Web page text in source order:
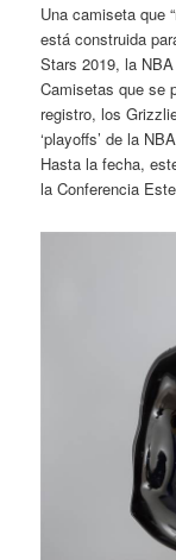
Una camiseta que
está construida
Stars 2019, la
Camisetas que se
registro, los
‘playoffs’ de la
Hasta la fecha,
la Conferencia